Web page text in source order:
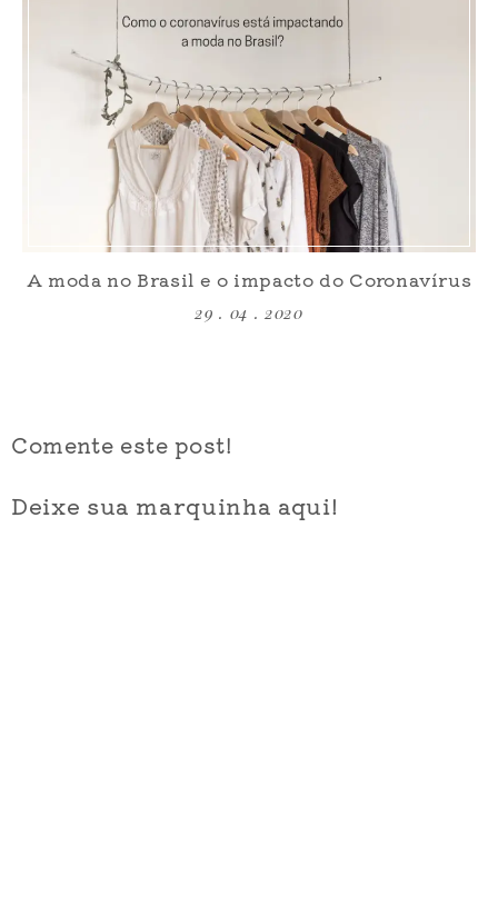
A moda no Brasil e o impacto do Coronavírus
29 . 04 . 2020
Comente este post!
Deixe sua marquinha aqui!